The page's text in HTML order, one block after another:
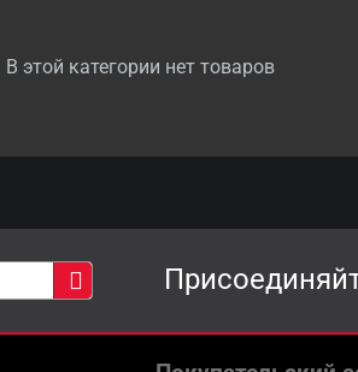
В этой категории нет товаров